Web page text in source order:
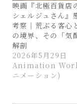
映画『北極百貨店
シェルジュさん』
考察｜荒ぶる客心
の境界、その「気
解剖
2026年5月29日
Animation
ニメーション)